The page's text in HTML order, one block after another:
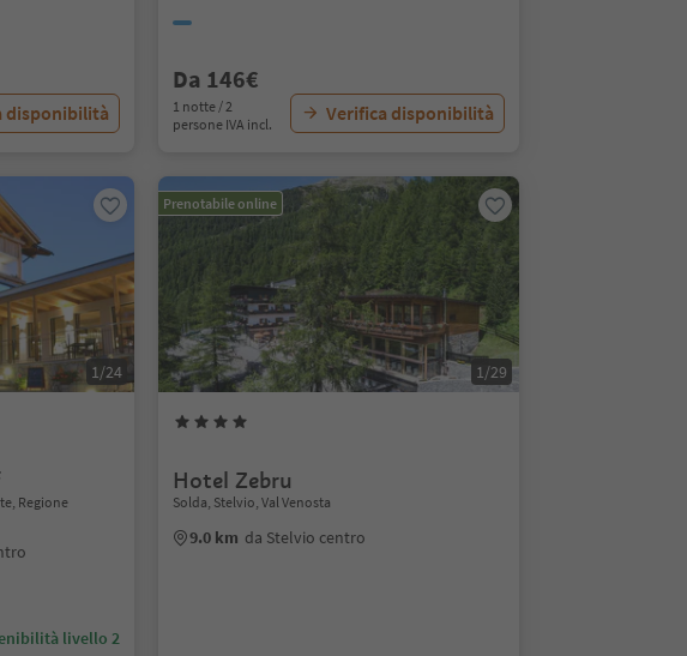
disponibilità
Da 146€
1 notte / 2
persone IVA incl.
Verifica disponibilità
1/24
Regione
livello 2
Prenotabile online
1/29
Hotel Zebru
Solda, Stelvio, Val Venosta
9.0 km da Stelvio centro